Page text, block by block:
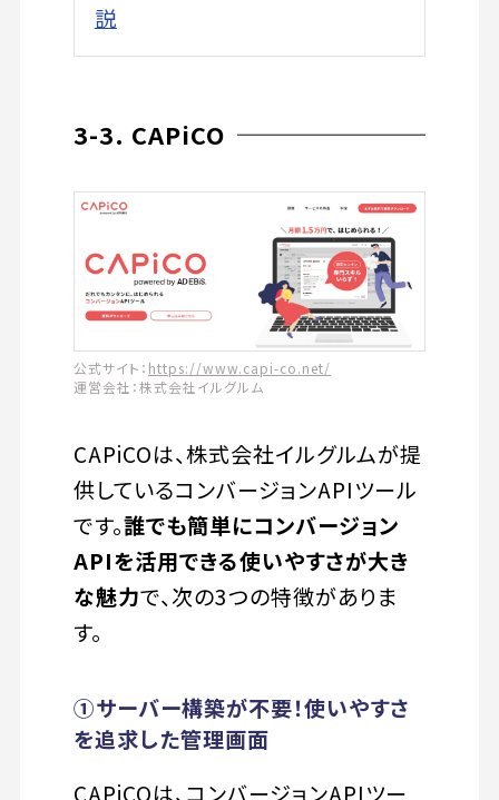
説
3-3. CAPiCO
公式サイト： https://www.capi-co.net/
運営会社：株式会社イルグルム
CAPiCOは、株式会社イルグルムが提
供しているコンバージョンAPIツール
です。誰でも簡単にコンバージョン
APIを活用できる使いやすさが大き
な魅力で、次の3つの特徴がありま
す。
①サーバー構築が不要！使いやすさ
を追求した管理画面
CAPiCOは、コンバージョンAPIツー